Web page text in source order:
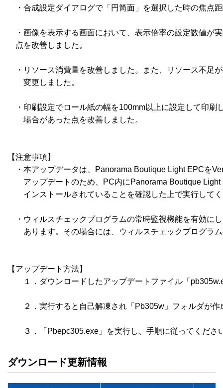
・合成設定ダイアログで「円筒面」を選択した時の焦点
・画像を表示する画面において、表示倍率の設定数値が
点を改善しました。
・リソース消費量を改善しました。また、リソース不足
変更しました。
・印刷設定でロール紙の幅を100mm以上に設定して印刷
場合があった点を改善しました。
【注意事項】
・本アップデータは、Panorama Boutique Light EPCを
アップデートのため、PC内にPanorama Boutique Light
インストールされていることを確認した上で実行してく
・ウィルスチェックプログラムの常時監視機能を有効に
あります。その場合には、ウィルスチェックプログラム
【アップデート方法】
１．ダウンロードしたアップデートファイル「
２．実行すると自己解凍され「Pb305w」フォルダが作
３．「Pbepc305.exe」を実行し、手順に従ってくださ
ダウンロード更新情報